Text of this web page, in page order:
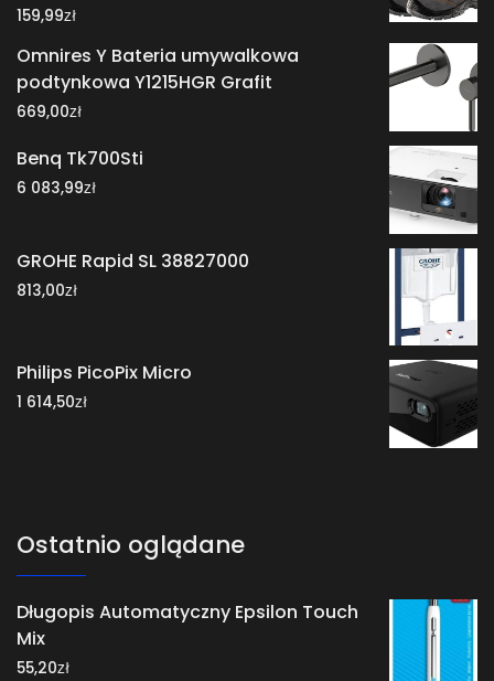
159,99zł
Omnires Y Bateria umywalkowa
podtynkowa Y1215HGR Grafit
669,00zł
Benq Tk700Sti
6 083,99zł
GROHE Rapid SL 38827000
813,00zł
Philips PicoPix Micro
1 614,50zł
Ostatnio oglądane
Długopis Automatyczny Epsilon Touch
Mix
55,20zł